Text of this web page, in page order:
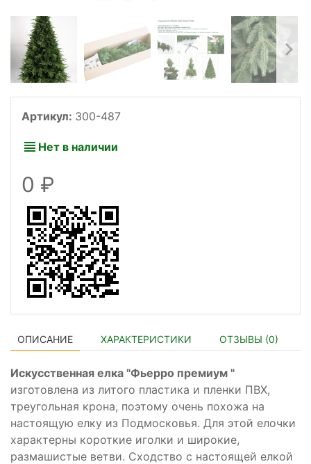
Артикул: 300-487
Нет в наличии
0
ОПИСАНИЕ ХАРАКТЕРИСТИКИ ОТЗЫВЫ (0)
Искусственная елка "Фьерро премиум "
изготовлена из литого пластика и пленки ПВХ,
треугольная крона, поэтому очень похожа на
настоящую елку из Подмосковья. Для этой елочки
характерны короткие иголки и широкие,
размашистые ветви. Сходство с настоящей елкой